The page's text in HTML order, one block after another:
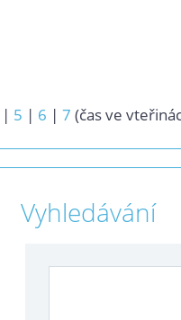
| 5 | 6 | 7 (čas ve
Vyhledávání